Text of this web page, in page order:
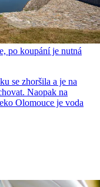
po koupání je nutná
se zhoršila a je na
Naopak na
Olomouce je voda